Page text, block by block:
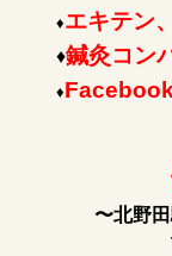
♦エキテン、
♦鍼灸コン
♦Facebook
健康
〜北野田
TEL：